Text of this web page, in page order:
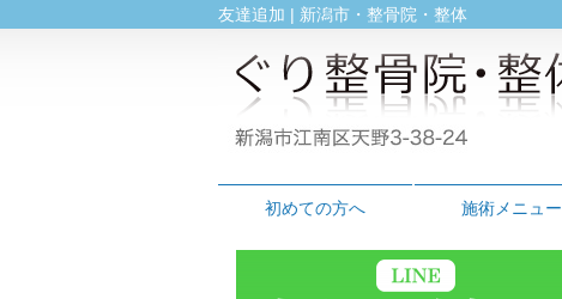
友達追加 | 新潟市・整骨院・整体
初めての方へ 施術メニュー